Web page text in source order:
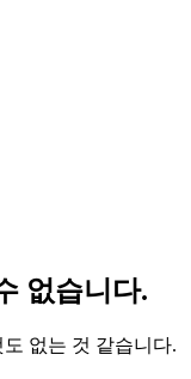
없습니다.
없는 것 같습니다.